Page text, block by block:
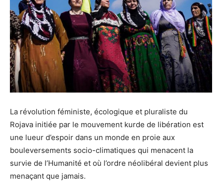
La révolution féministe, écologique et pluraliste du
Rojava initiée par le mouvement kurde de libération est
une lueur d’espoir dans un monde en proie aux
bouleversements socio-climatiques qui menacent la
survie de l’Humanité et où l’ordre néolibéral devient plus
menaçant que jamais.